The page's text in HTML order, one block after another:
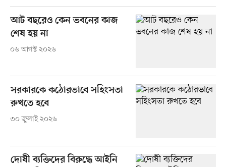
আট বছরেও কেন ভবনের কাজ
শেষ হয় না
০৬ আগস্ট ২০২৬
সরকারকে কঠোরভাবে সহিংসতা
রুখতে হবে
৩০ জুলাই ২০২৬
দোষী ব্যক্তিদের বিরুদ্ধে আইনি